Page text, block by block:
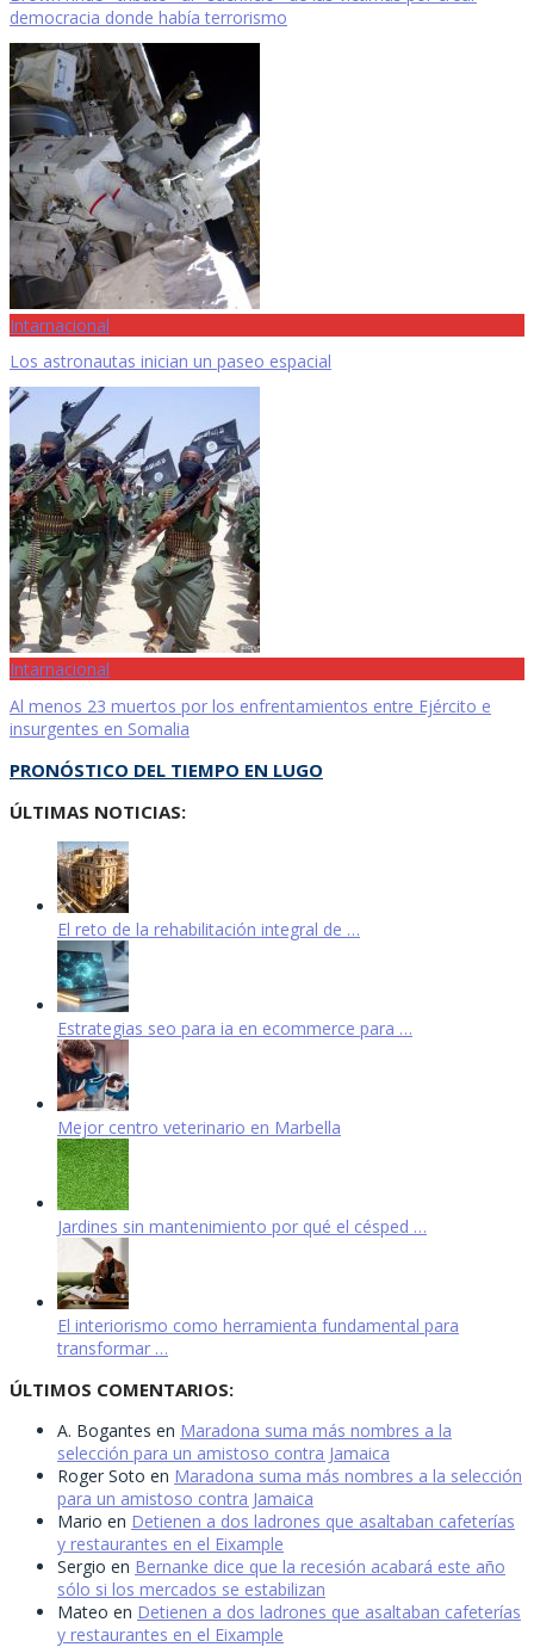
democracia donde había terrorismo
Intarnacional
Los astronautas inician un paseo espacial
Intarnacional
Al menos 23 muertos por los enfrentamientos entre Ejército e
insurgentes en Somalia
PRONÓSTICO DEL TIEMPO EN LUGO
ÚLTIMAS NOTICIAS:
El reto de la rehabilitación integral de …
Estrategias seo para ia en ecommerce para …
Mejor centro veterinario en Marbella
Jardines sin mantenimiento por qué el césped …
El interiorismo como herramienta fundamental para
transformar …
ÚLTIMOS COMENTARIOS:
A. Bogantes en Maradona suma más nombres a la
selección para un amistoso contra Jamaica
Roger Soto en Maradona suma más nombres a la selección
para un amistoso contra Jamaica
Mario en Detienen a dos ladrones que asaltaban cafeterías
y restaurantes en el Eixample
Sergio en Bernanke dice que la recesión acabará este año
sólo si los mercados se estabilizan
Mateo en Detienen a dos ladrones que asaltaban cafeterías
y restaurantes en el Eixample